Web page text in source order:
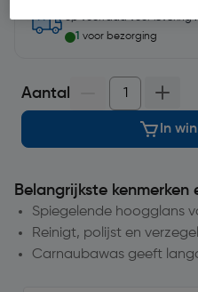
op voorraadvoor levering
1 voor bezorging
Aantal
In
Belangrijkste kenmerken
Spiegelende hoogglans
Reinigt, polijst en
Carnaubawas geeft